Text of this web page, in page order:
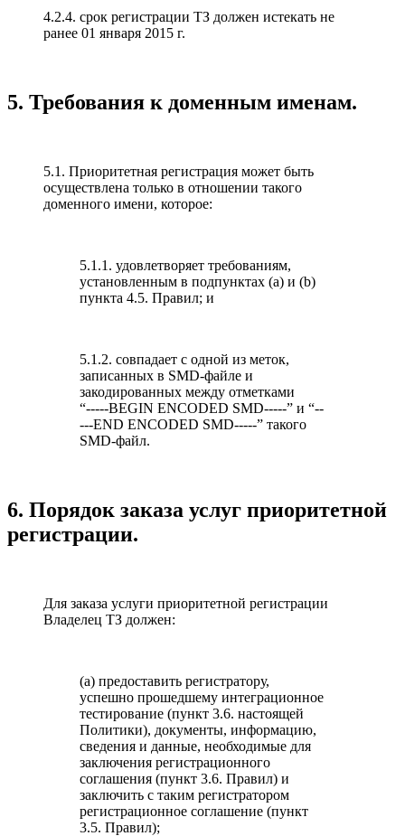
4.2.4. срок регистрации ТЗ должен истекать не
ранее 01 января 2015 г.
5. Требования к доменным именам.
5.1. Приоритетная регистрация может быть
осуществлена только в отношении такого
доменного имени, которое:
5.1.1. удовлетворяет требованиям,
установленным в подпунктах (а) и (b)
пункта 4.5. Правил; и
5.1.2. совпадает с одной из меток,
записанных в SMD-файле и
закодированных между отметками
“-----BEGIN ENCODED SMD-----” и “--
---END ENCODED SMD-----” такого
SMD-файл.
6. Порядок заказа услуг приоритетной
регистрации.
Для заказа услуги приоритетной регистрации
Владелец ТЗ должен:
(a) предоставить регистратору,
успешно прошедшему интеграционное
тестирование (пункт 3.6. настоящей
Политики), документы, информацию,
сведения и данные, необходимые для
заключения регистрационного
соглашения (пункт 3.6. Правил) и
заключить с таким регистратором
регистрационное соглашение (пункт
3.5. Правил);